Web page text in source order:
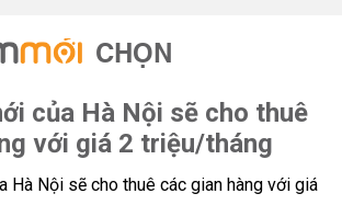
CHỌN
của Hà Nội sẽ cho thuê
với giá 2 triệu/tháng